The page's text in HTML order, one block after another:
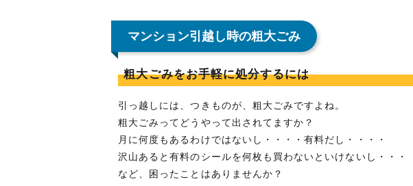
マンション引越し時の粗大ごみ
粗大ごみをお手軽に処分するには
引っ越しには、つきものが、粗大ごみですよね。
粗大ごみってどうやって出されてますか？
月に何度もあるわけではないし・・・・有料だし・・・・
沢山あると有料のシールを何枚も買わないといけないし・・・
など、困ったことはありませんか？